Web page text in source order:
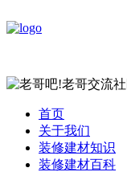
首页
关于我们
装修建材知识
装修建材百科